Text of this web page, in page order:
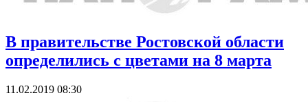
В правительстве Ростовской области
определились с цветами на 8 марта
11.02.2019 08:30